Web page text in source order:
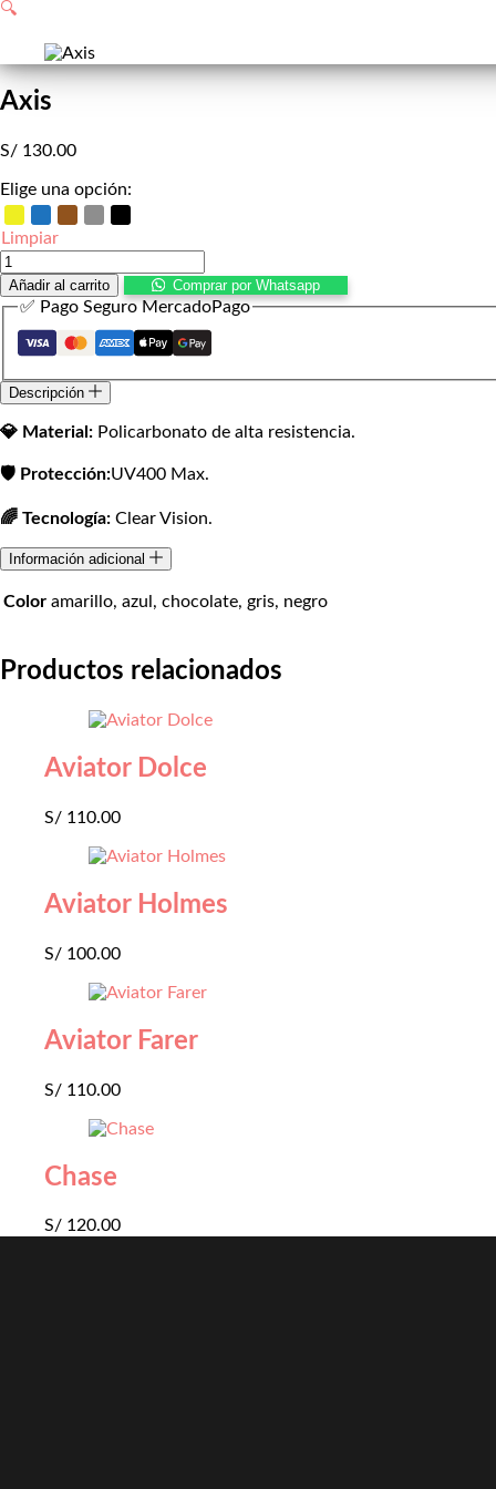
🔍
Axis
S/ 130.00
Elige una opción:
Limpiar
Axis
cantidad
Añadir al carrito Comprar por Whatsapp
✅ Pago Seguro MercadoPago
Descripción
💎 Material: Policarbonato de alta resistencia.
🛡️ Protección:UV400 Max.
🌈 Tecnología: Clear Vision.
Información adicional
Color amarillo, azul, chocolate, gris, negro
Productos relacionados
Aviator Dolce
S/ 110.00
Aviator Holmes
S/ 100.00
Aviator Farer
S/ 110.00
Chase
S/ 120.00